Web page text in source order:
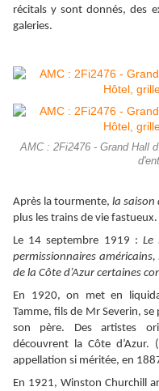
récitals y sont donnés, des
galeries.
AMC : 2Fi2476 - Grand Hall
Après la tourmente,la saison
plus les trains de vie fastueux.
Le 14 septembre 1919 :Le
permissionnaires
de la Côte d’Azur certaines
En 1920, on met en
Tamme, fils de Mr Severin,
son père. Des artistes
découvrent la Côte d’Azur.
appellation si méritée, en
En 1921, Winston Churchill